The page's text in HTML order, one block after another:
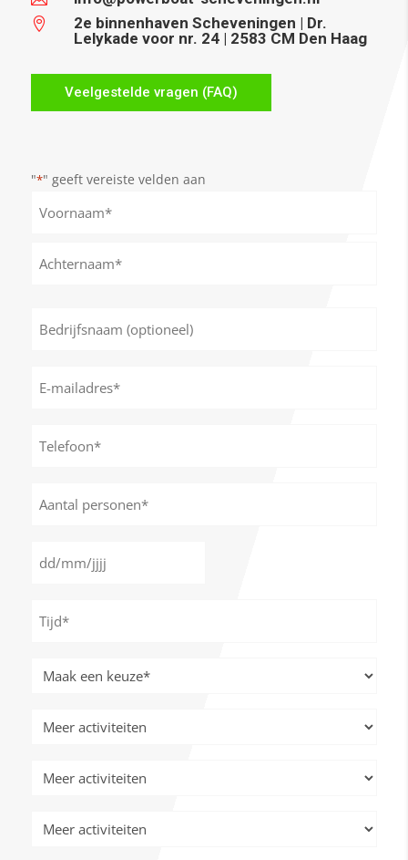

2e binnenhaven Scheveningen | Dr.
Lelykade voor nr. 24 | 2583 CM Den Haag
Veelgestelde vragen (FAQ)
"*" geeft vereiste velden aan
(optioneel)
mailadres
personen
DD
MM
slash
Meer
activiteiten
Meer
activiteiten
Meer
activiteiten
Meer
activiteiten